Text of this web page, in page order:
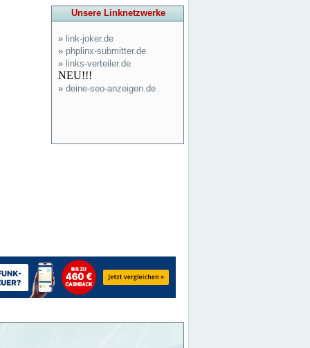
Unsere Linknetzwerke
» link-joker.de
» phplinx-submitter.de
» links-verteiler.de
NEU!!!
» deine-seo-anzeigen.de